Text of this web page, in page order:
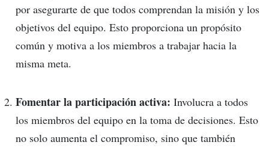
por asegurarte de que todos comprendan la misión y los
objetivos del equipo. Esto proporciona un propósito
común y motiva a los miembros a trabajar hacia la
misma meta.
Fomentar la participación activa: Involucra a todos
los miembros del equipo en la toma de decisiones. Esto
no solo aumenta el compromiso, sino que también